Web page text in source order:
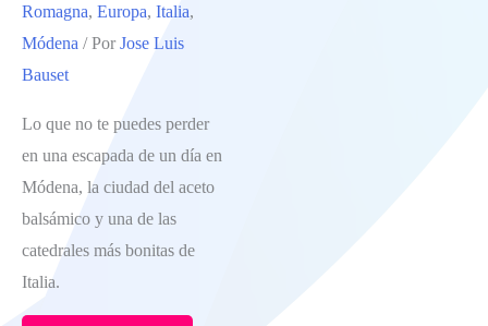
GASTRONOMÍA
DE
ITALIA.
SITIOS
VISITAR
Y
DÓNDE
Romagna, Europa, Italia,
Módena / Por Jose Luis
Bauset
Lo que no te puedes perder
en una escapada de un día en
Módena, la ciudad del aceto
balsámico y una de las
catedrales más bonitas de
Italia.